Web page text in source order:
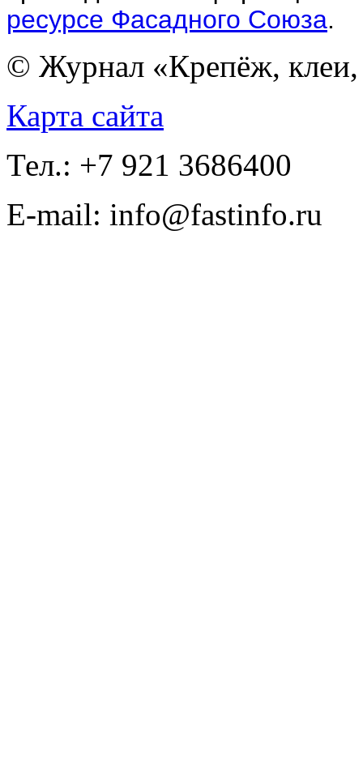
ресурсе Фасадного Союза.
© Журнал «Крепёж, клеи,
Карта сайта
Тел.: +7 921 3686400
E-mail: info@fastinfo.ru